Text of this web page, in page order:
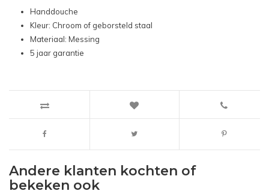
Handdouche
Kleur: Chroom of geborsteld staal
Materiaal: Messing
5 jaar garantie
Andere klanten kochten of
bekeken ook